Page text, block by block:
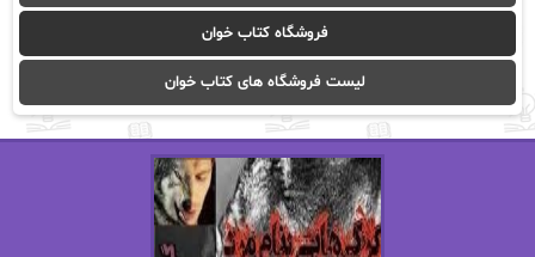
آیدا باقری آیسان صادقی
ا_اصغر زاده ا_اصغرزاده
اریک مورگنشترن از نیلوفر لاری
استل مسکم
اصغر زاده
فروشگاه کتاب خوان
لیست فروشگاه های کتاب خوان